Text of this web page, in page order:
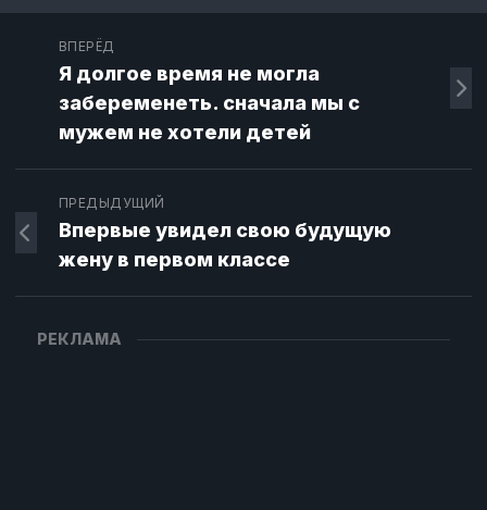
ВПЕРЁД
Я долгое время не могла
забеременеть. сначала мы с
мужем не хотели детей
ПРЕДЫДУЩИЙ
Впервые увидел свою будущую
жену в первом классе
РЕКЛАМА